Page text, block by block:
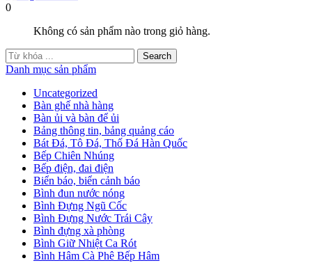
0
Không có sản phẩm nào trong giỏ hàng.
Danh mục sản phẩm
Uncategorized
Bàn ghế nhà hàng
Bàn ủi và bàn để ủi
Bảng thông tin, bảng quảng cáo
Bát Đá, Tô Đá, Thố Đá Hàn Quốc
Bếp Chiên Nhúng
Bếp điện, đai điện
Biển báo, biển cảnh báo
Bình đun nước nóng
Bình Đựng Ngũ Cốc
Bình Đựng Nước Trái Cây
Bình đựng xà phòng
Bình Giữ Nhiệt Ca Rót
Bình Hâm Cà Phê Bếp Hâm